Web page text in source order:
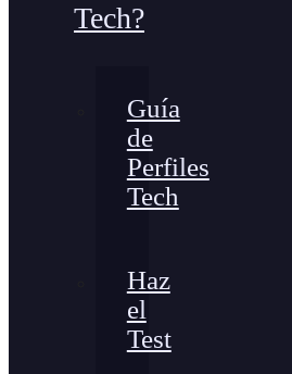
Tech?
Guía
de
Perfiles
Tech
Haz
el
Test